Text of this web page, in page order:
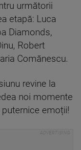
următorii
etapă: Luca
Diamonds,
Robert
Comănescu.
revine la
noi momente
emoții!